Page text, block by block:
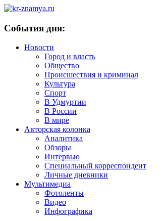
События дня:
Новости
Город и власть
Общество
Происшествия и криминал
Культура
Спорт
В Удмуртии
В России
В мире
Авторская колонка
Аналитика
Обзоры
Интервью
Специальный корреспондент
Личные дневники
Мультимедиа
Фотоленты
Видео
Инфографика